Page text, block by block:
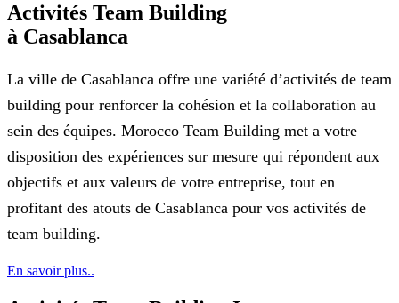
Activités Team Building
à Casablanca
La ville de Casablanca offre une variété d’activités de team
building pour renforcer la cohésion et la collaboration au
sein des équipes. Morocco Team Building met a votre
disposition des expériences sur mesure qui répondent aux
objectifs et aux valeurs de votre entreprise, tout en
profitant des atouts de Casablanca pour vos activités de
team building.
En savoir plus..